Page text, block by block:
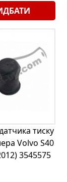
тиску
Volvo S40
3545575